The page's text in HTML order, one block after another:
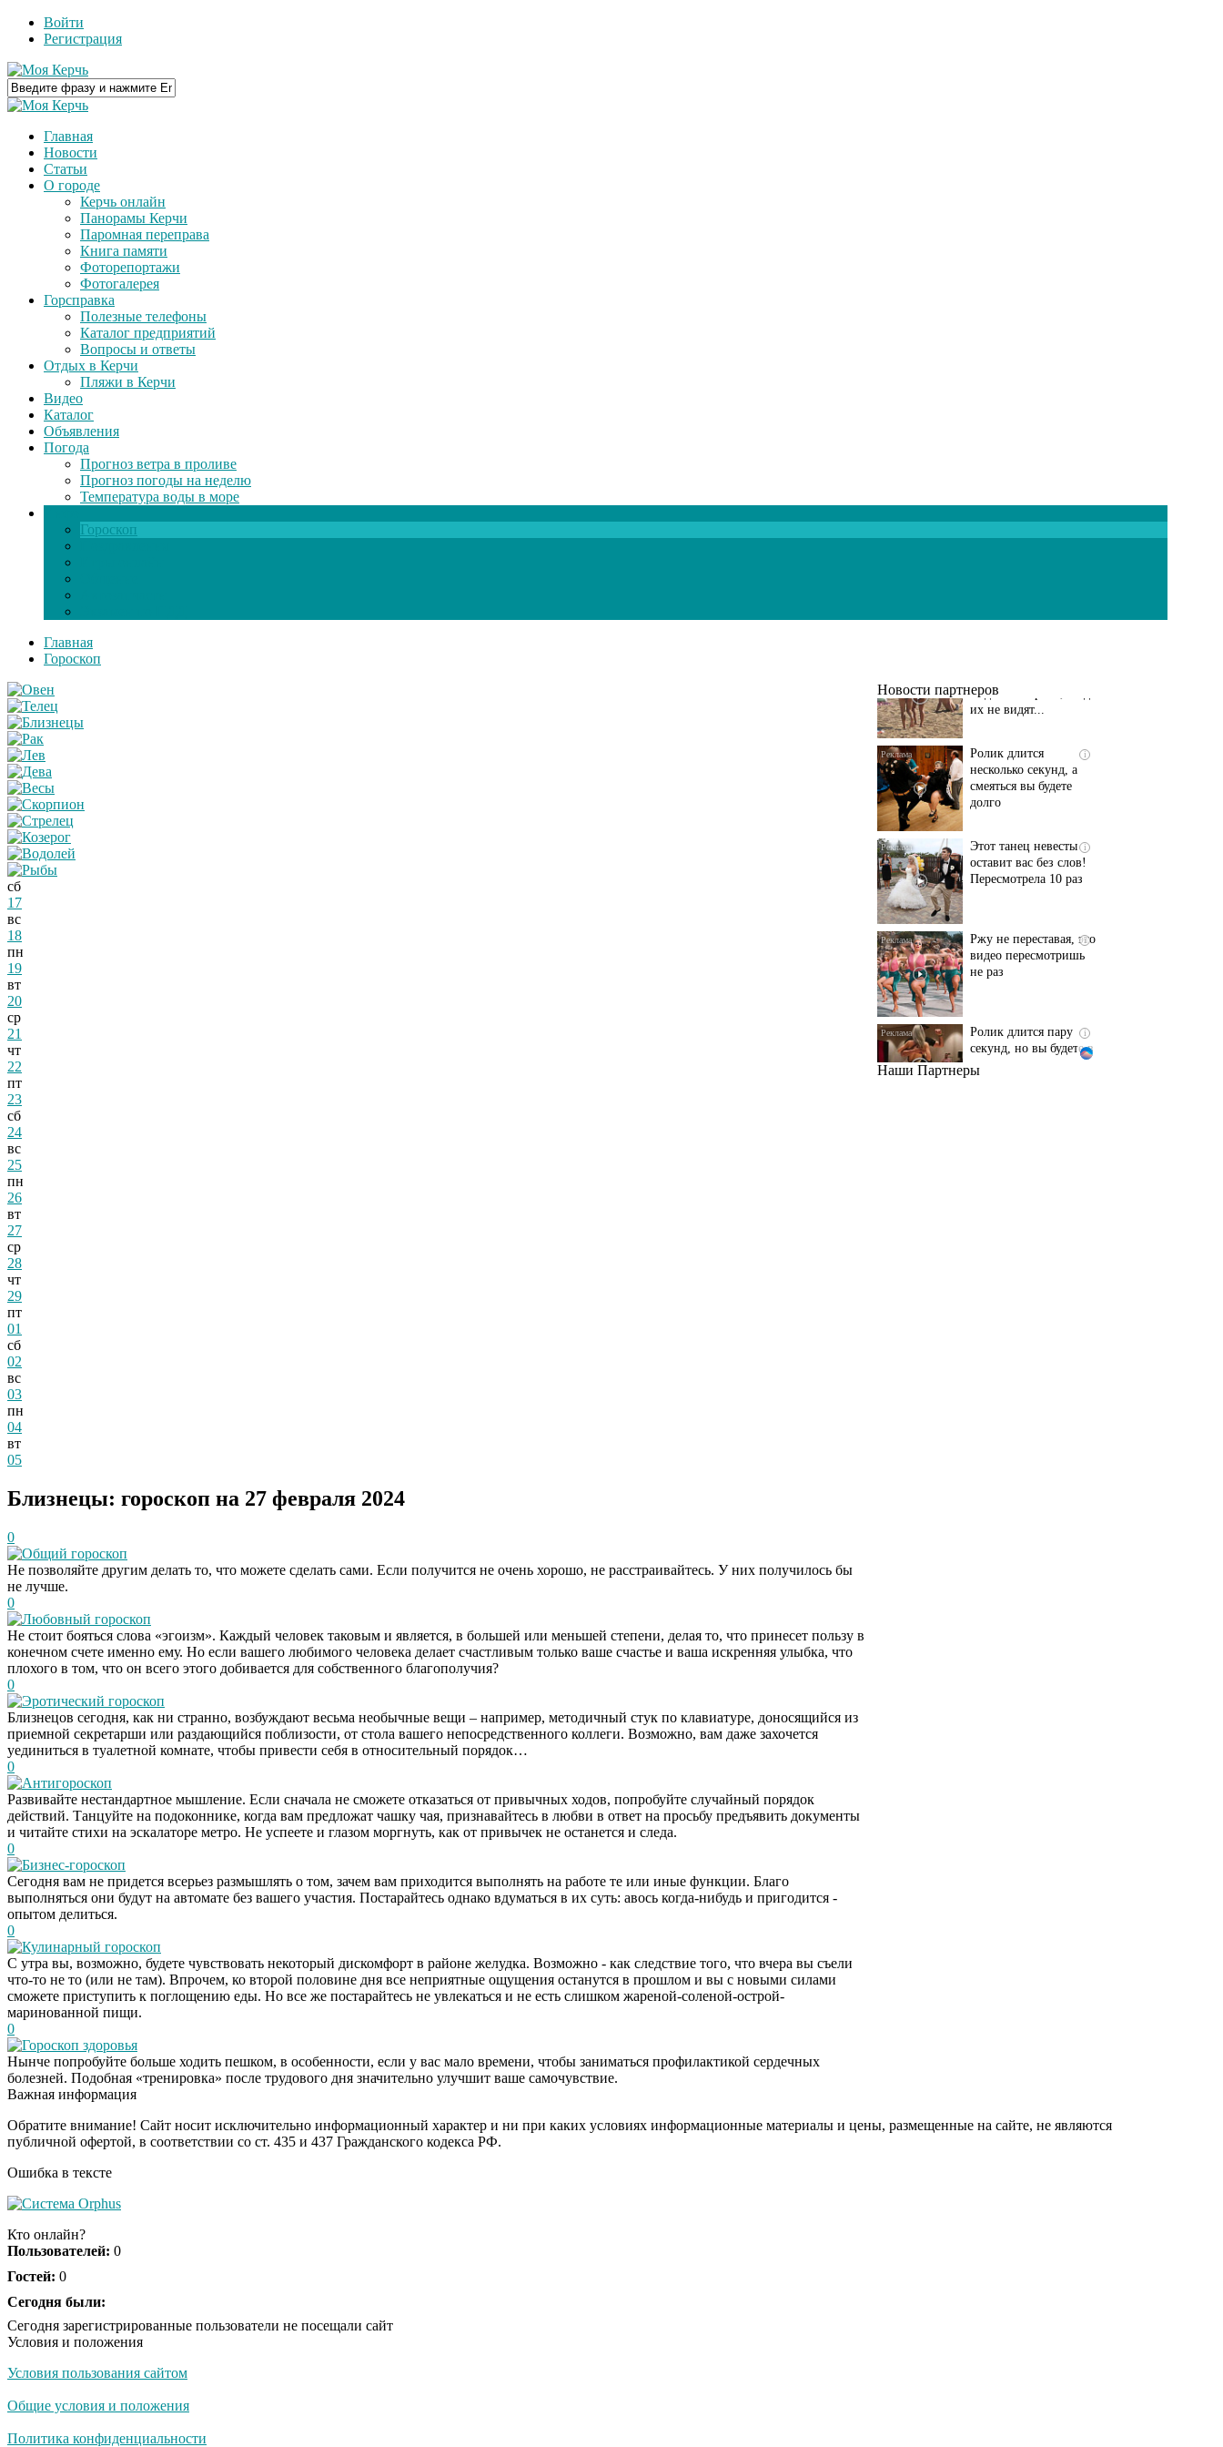
Войти
Регистрация
Главная
Новости
Статьи
О городе
Керчь онлайн
Панорамы Керчи
Паромная переправа
Книга памяти
Фоторепортажи
Фотогалерея
Горсправка
Полезные телефоны
Каталог предприятий
Вопросы и ответы
Отдых в Керчи
Пляжи в Керчи
Видео
Каталог
Объявления
Погода
Прогноз ветра в проливе
Прогноз погоды на неделю
Температура воды в море
Гороскоп
Главная
Гороскоп
сб
17
вс
18
пн
19
вт
20
ср
21
чт
22
пт
23
сб
24
вс
25
пн
26
вт
27
ср
28
чт
29
пт
01
сб
02
вс
03
пн
04
вт
05
Близнецы: гороскоп на 27 февраля 2024
0
Общий гороскоп
Не позволяйте другим делать то, что можете сделать сами. Если получится не очень хорошо, не расстраивайтесь. У них получилось бы
не лучше.
0
Любовный гороскоп
Не стоит бояться слова «эгоизм». Каждый человек таковым и является, в большей или меньшей степени, делая то, что принесет пользу в
конечном счете именно ему. Но если вашего любимого человека делает счастливым только ваше счастье и ваша искренняя улыбка, что
плохого в том, что он всего этого добивается для собственного благополучия?
0
Эротический гороскоп
Близнецов сегодня, как ни странно, возбуждают весьма необычные вещи – например, методичный стук по клавиатуре, доносящийся из
приемной секретарши или раздающийся поблизости, от стола вашего непосредственного коллеги. Возможно, вам даже захочется
уединиться в туалетной комнате, чтобы привести себя в относительный порядок…
0
Антигороскоп
Развивайте нестандартное мышление. Если сначала не сможете отказаться от привычных ходов, попробуйте случайный порядок
действий. Танцуйте на подоконнике, когда вам предложат чашку чая, признавайтесь в любви в ответ на просьбу предъявить документы
и читайте стихи на эскалаторе метро. Не успеете и глазом моргнуть, как от привычек не останется и следа.
0
Бизнес-гороскоп
Сегодня вам не придется всерьез размышлять о том, зачем вам приходится выполнять на работе те или иные функции. Благо
выполняться они будут на автомате без вашего участия. Постарайтесь однако вдуматься в их суть: авось когда-нибудь и пригодится -
опытом делиться.
0
Кулинарный гороскоп
С утра вы, возможно, будете чувствовать некоторый дискомфорт в районе желудка. Возможно - как следствие того, что вчера вы съели
что-то не то (или не там). Впрочем, ко второй половине дня все неприятные ощущения останутся в прошлом и вы с новыми силами
сможете приступить к поглощению еды. Но все же постарайтесь не увлекаться и не есть слишком жареной-соленой-острой-
маринованной пищи.
0
Гороскоп здоровья
Нынче попробуйте больше ходить пешком, в особенности, если у вас мало времени, чтобы заниматься профилактикой сердечных
болезней. Подобная «тренировка» после трудового дня значительно улучшит ваше самочувствие.
Новости партнеров
Ролик длится
долго
Этот танец невесты
Смолов призвал
Наши Партнеры
Важная информация
Обратите внимание! Сайт носит исключительно информационный характер и ни при каких условиях информационные материалы и цены, размещенные на сайте, не являются
публичной офертой, в соответствии со ст. 435 и 437 Гражданского кодекса РФ.
Ошибка в тексте
Кто онлайн?
Пользователей: 0
Гостей: 0
Сегодня были:
Сегодня зарегистрированные пользователи не посещали сайт
Условия и положения
Условия пользования сайтом
Общие условия и положения
Политика конфиденциальности